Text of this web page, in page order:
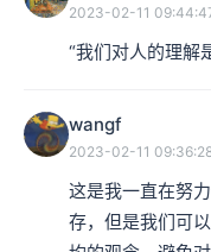
2023-02-11
“我们对人的理解
wangf
2023-02-11
这是我一直在努
存，但是我们可